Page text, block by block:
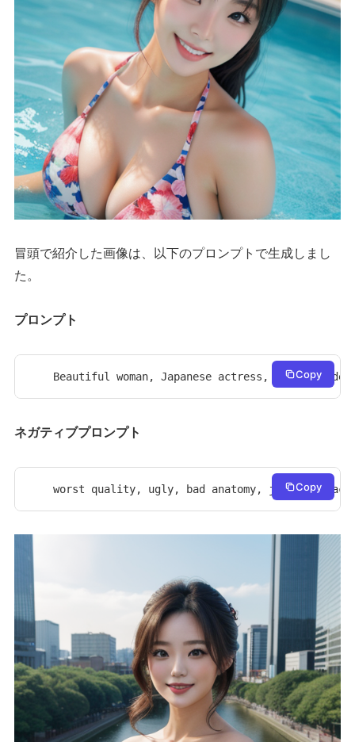
冒頭で紹介した画像は、以下のプロンプトで生成しまし
た。
プロンプト
Beautiful woman, Japanese actress, off
Copy
ネガティブプロンプト
worst quality, ugly, bad anatomy, jpegCopy